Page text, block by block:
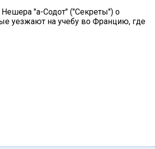
Нешера "а-Содот" ("Секреты") о
уезжают на учебу во Францию, где